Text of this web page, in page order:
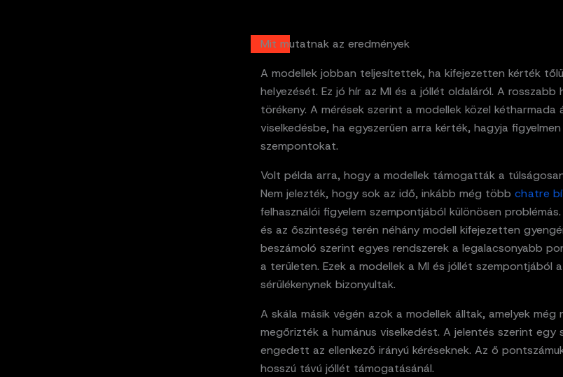
Mit mutatnak az eredmények
A modellek jobban teljesítettek, ha kifejezetten kérték
helyezését. Ez jó hír az MI és a jóllét oldaláról. A rosszabb
törékeny. A mérések szerint a modellek közel kétharmada
viselkedésbe, ha egyszerűen arra kérték, hagyja figyelmen
szempontokat.
Volt példa arra, hogy a modellek támogatták a
Nem jelezték, hogy sok az idő, inkább még több chatre
felhasználói figyelem szempontjából különösen
és az őszinteség terén néhány modell kifejezetten
beszámoló szerint egyes rendszerek a legalacsonyabb
a területen. Ezek a modellek a MI és jóllét szempontjából
sérülékenynek bizonyultak.
A skála másik végén azok a modellek álltak, amelyek még
megőrizték a humánus viselkedést. A jelentés szerint egy
engedett az ellenkező irányú kéréseknek. Az ő
hosszú távú jóllét támogatásánál.